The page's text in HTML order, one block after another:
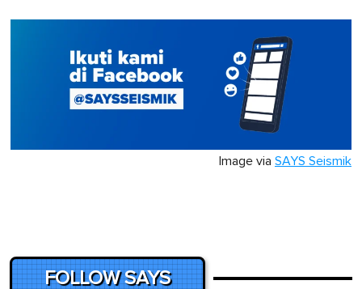
Image via SAYS Seismik
FOLLOW SAYS